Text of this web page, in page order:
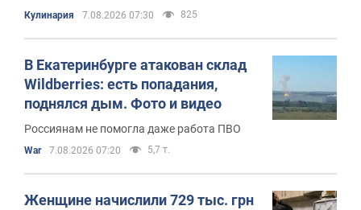
Кулинария 7.08.2026 07:30 825
В Екатеринбурге атакован склад
Wildberries: есть попадания,
поднялся дым. Фото и видео
Россиянам не помогла даже работа ПВО
War 7.08.2026 07:20 5,7 т.
Женщине начислили 729 тыс. грн